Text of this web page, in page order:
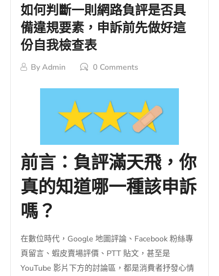
如何判斷一則網路負評是否具
備違規要素，申訴前先做好這
份自我檢查表
ByAdmin 0 Comments
前言：負評滿天飛，你
真的知道哪一種該申訴
嗎？
在數位時代，Google 地圖評論、Facebook 粉絲專
頁留言、蝦皮賣場評價、PTT 貼文，甚至是
YouTube 影片下方的討論區，都是消費者抒發心情